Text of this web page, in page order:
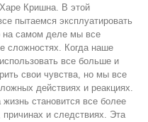
Кришна. В этой
пытаемся эксплуатировать
на самом деле мы все
сложностях. Когда наше
все больше и
свои чувства, но мы все
действиях и реакциях.
становится все более
причинах и следствиях. Эта